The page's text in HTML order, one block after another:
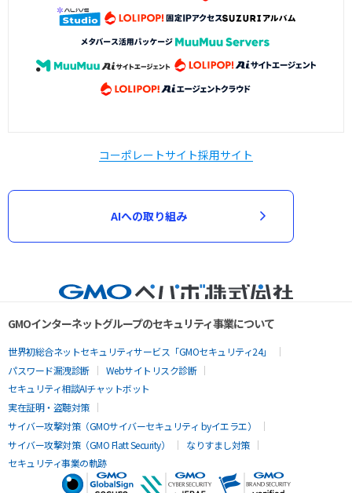
コーポレートサイト採用サイト
AIへの取り組み
GMOインターネットグループのセキュリティ事業について
世界初総合ネットセキュリティサービス「GMOセキュリティ24」
パスワード漏洩診断
Webサイトリスク診断
セキュリティ相談AIチャットボット
実在証明・盗聴対策
サイバー攻撃対策（GMOサイバーセキュリティ byイエラエ）
サイバー攻撃対策（GMO Flatt Security）
なりすまし対策
セキュリティ事業の軌跡